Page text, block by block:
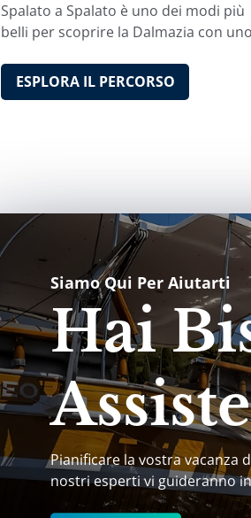
Spalato a Spalato è uno dei modi più
belli per scoprire la Dalmazia con uno
ESPLORA IL PERCORSO
Siamo Qui Per Aiutarti
Hai
Pianificare la vostra vacanza
nostri esperti vi guideranno